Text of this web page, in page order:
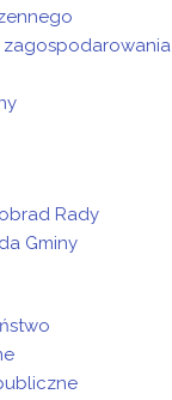
zagospodarowania
Rady
Gminy